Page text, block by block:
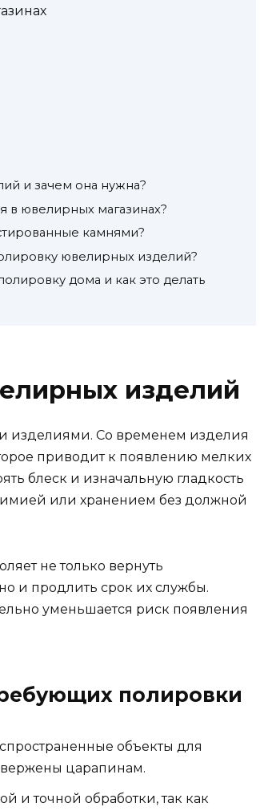
и зачем она нужна?
в ювелирных магазинах?
камнями?
ювелирных изделий?
дома и как это делать
изделий
изделиями. Со временем изделия
приводит к появлению мелких
блеск и изначальную гладкость
или хранением без должной
не только вернуть
и продлить срок их службы.
уменьшается риск появления
полировки
объекты для
царапинам.
и точной обработки, так как